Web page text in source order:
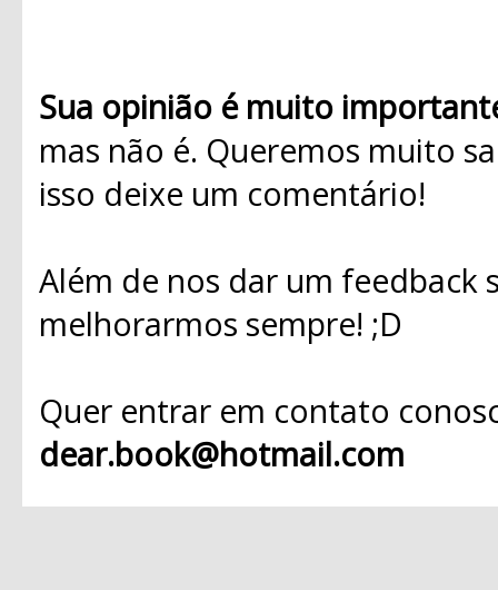
Sua opinião é muito
mas não é. Queremos muito
isso deixe um comentário!
Além de nos dar um
melhorarmos sempre! ;D
Quer entrar em contato
dear.book@hotmail.com